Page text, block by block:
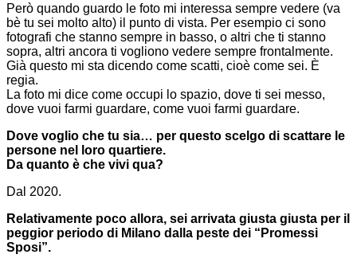
Però quando guardo le foto mi interessa sempre vedere (va
bè tu sei molto alto) il punto di vista. Per esempio ci sono
fotografi che stanno sempre in basso, o altri che ti stanno
sopra, altri ancora ti vogliono vedere sempre frontalmente.
Già questo mi sta dicendo come scatti, cioè come sei. È
regia.
La foto mi dice come occupi lo spazio, dove ti sei messo,
dove vuoi farmi guardare, come vuoi farmi guardare.
Dove voglio che tu sia… per questo scelgo di scattare le
persone nel loro quartiere.
Da quanto è che vivi qua?
Dal 2020.
Relativamente poco allora, sei arrivata giusta giusta per il
peggior periodo di Milano dalla peste dei “Promessi
Sposi”.